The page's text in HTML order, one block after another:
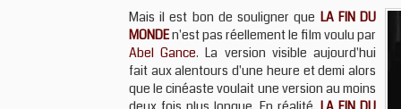
Mais il est bon de souligner que LA FIN DU
MONDEn'est pas réellement le film voulu par
Abel Gance. La version visible aujourd'hui
fait aux alentours d'une heure et demi alors
que le cinéaste voulait une version au moins